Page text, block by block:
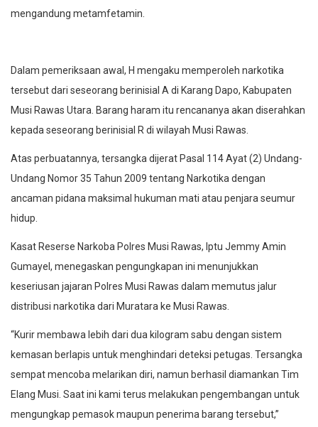
mengandung metamfetamin.
Dalam pemeriksaan awal, H mengaku memperoleh narkotika
tersebut dari seseorang berinisial A di Karang Dapo, Kabupaten
Musi Rawas Utara. Barang haram itu rencananya akan diserahkan
kepada seseorang berinisial R di wilayah Musi Rawas.
Atas perbuatannya, tersangka dijerat Pasal 114 Ayat (2) Undang-
Undang Nomor 35 Tahun 2009 tentang Narkotika dengan
ancaman pidana maksimal hukuman mati atau penjara seumur
hidup.
Kasat Reserse Narkoba Polres Musi Rawas, Iptu Jemmy Amin
Gumayel, menegaskan pengungkapan ini menunjukkan
keseriusan jajaran Polres Musi Rawas dalam memutus jalur
distribusi narkotika dari Muratara ke Musi Rawas.
“Kurir membawa lebih dari dua kilogram sabu dengan sistem
kemasan berlapis untuk menghindari deteksi petugas. Tersangka
sempat mencoba melarikan diri, namun berhasil diamankan Tim
Elang Musi. Saat ini kami terus melakukan pengembangan untuk
mengungkap pemasok maupun penerima barang tersebut,”